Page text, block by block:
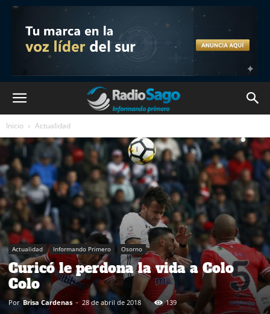
Inicio Actualidad
Actualidad Informando Primero Osorno
Curicó le perdona la vida a Colo
Colo
Por Brisa Cardenas - 28 de abril de 2018 139